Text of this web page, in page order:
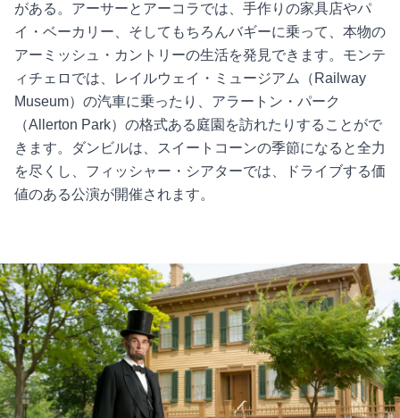
がある。アーサーとアーコラでは、手作りの家具店やパ
イ・ベーカリー、そしてもちろんバギーに乗って、本物の
アーミッシュ・カントリーの生活を発見できます。モンテ
ィチェロでは、レイルウェイ・ミュージアム（Railway
Museum）の汽車に乗ったり、アラートン・パーク
（Allerton Park）の格式ある庭園を訪れたりすることがで
きます。ダンビルは、スイートコーンの季節になると全力
を尽くし、フィッシャー・シアターでは、ドライブする価
値のある公演が開催されます。